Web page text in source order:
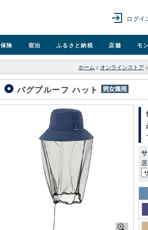
ログイ
保険 宿泊 ふるさと納税 店舗 モ
ホーム > オンラインストア >
バグプルーフ ハット